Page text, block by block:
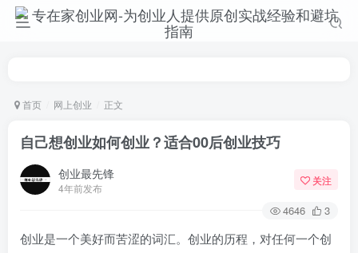
首页 网上创业 正文
自己想创业如何创业？适合00后创业技巧
创业最先锋
4年前发布
关注
4646 3
创业是一个美好而苦涩的词汇。创业的历程，对任何一个创